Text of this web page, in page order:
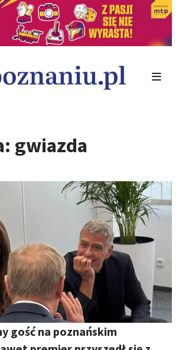
gwiazda
gość na poznańskim